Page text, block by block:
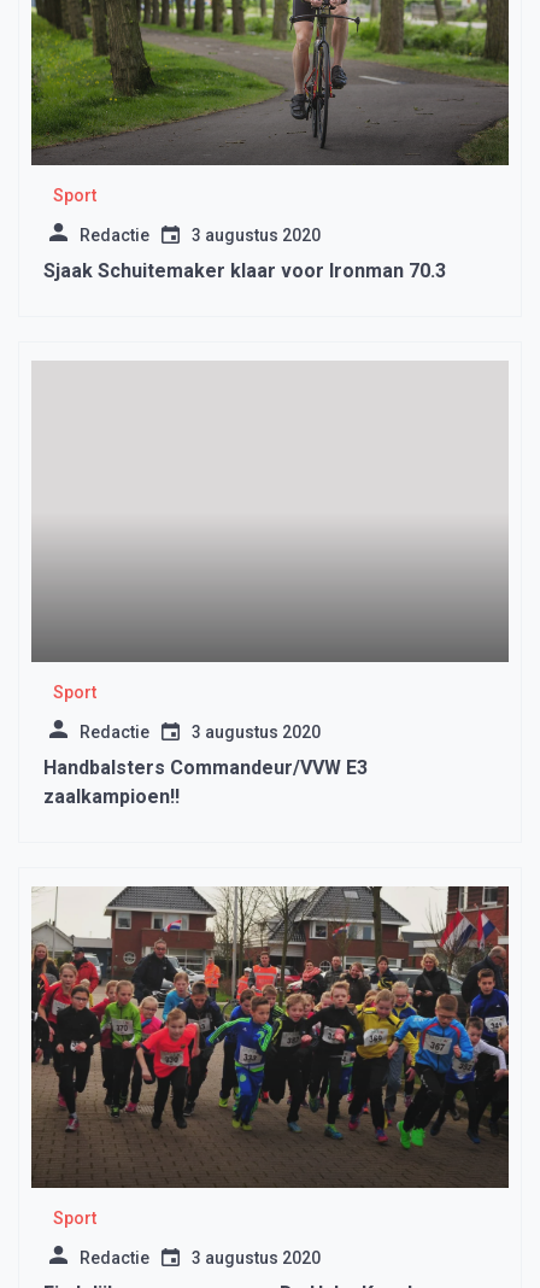
Sport
Redactie 3 augustus 2020
Sjaak Schuitemaker klaar voor Ironman 70.3
Sport
Redactie 3 augustus 2020
Handbalsters Commandeur/VVW E3
zaalkampioen!!
Sport
Redactie 3 augustus 2020